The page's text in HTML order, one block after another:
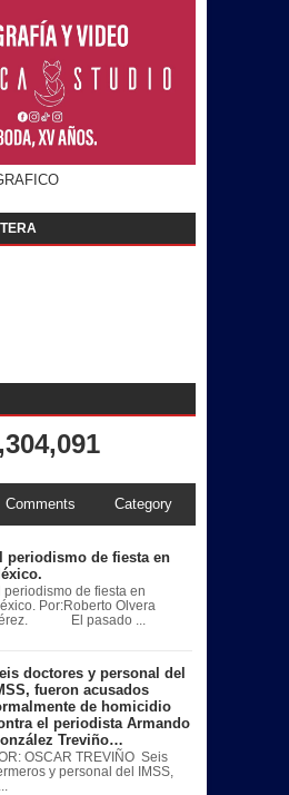
Comments Category
periodismo de fiesta en
periodismo de fiesta en
Por:Roberto Olvera
El pasado ...
doctores y personal del
fueron acusados
de homicidio
el periodista Armando
Treviño…
OSCAR TREVIÑO Seis
y personal del IMSS,